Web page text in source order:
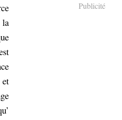
Publicité